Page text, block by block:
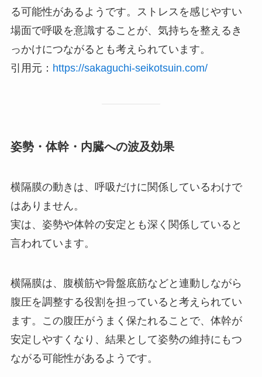
る可能性があるようです。ストレスを感じやすい
場面で呼吸を意識することが、気持ちを整えるき
っかけにつながるとも考えられています。
引用元： https://sakaguchi-seikotsuin.com/
姿勢・体幹・内臓への波及効果
横隔膜の動きは、呼吸だけに関係しているわけで
はありません。
実は、姿勢や体幹の安定とも深く関係していると
言われています。
横隔膜は、腹横筋や骨盤底筋などと連動しながら
腹圧を調整する役割を担っていると考えられてい
ます。この腹圧がうまく保たれることで、体幹が
安定しやすくなり、結果として姿勢の維持にもつ
ながる可能性があるようです。